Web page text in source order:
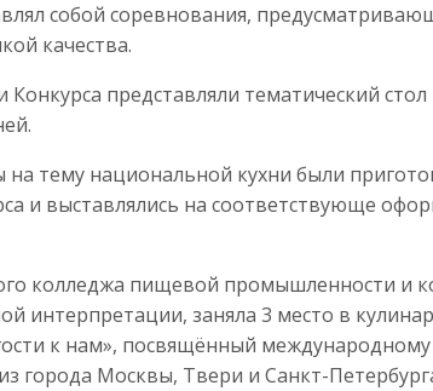
собой соревнования,
качества.
представляли тематический
на тему национальной кухни были
и выставлялись на соответствующе
колледжа пищевой промышленности и
интерпретации, заняла 3 место в
к нам», посвящённый
города Москвы, Твери и Санкт-